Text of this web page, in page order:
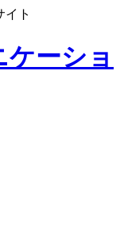
イト
ーショ